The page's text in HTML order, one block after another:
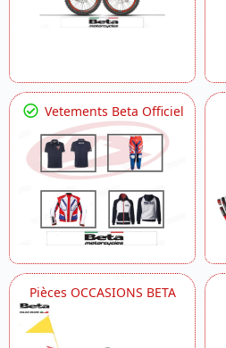
Vetements Beta Officiel
Pièces OCCASIONS BETA